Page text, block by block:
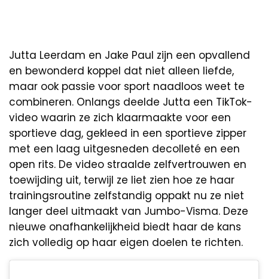
Jutta Leerdam en Jake Paul zijn een opvallend
en bewonderd koppel dat niet alleen liefde,
maar ook passie voor sport naadloos weet te
combineren. Onlangs deelde Jutta een TikTok-
video waarin ze zich klaarmaakte voor een
sportieve dag, gekleed in een sportieve zipper
met een laag uitgesneden decolleté en een
open rits. De video straalde zelfvertrouwen en
toewijding uit, terwijl ze liet zien hoe ze haar
trainingsroutine zelfstandig oppakt nu ze niet
langer deel uitmaakt van Jumbo-Visma. Deze
nieuwe onafhankelijkheid biedt haar de kans
zich volledig op haar eigen doelen te richten.